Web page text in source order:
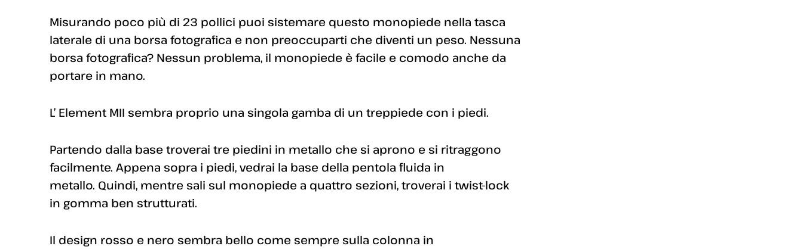
Misurando poco più di 23 pollici puoi sistemare questo monopiede nella tasca
laterale di una borsa fotografica e non preoccuparti che diventi un peso. Nessuna
borsa fotografica? Nessun problema, il monopiede è facile e comodo anche da
portare in mano.
L’ Element MII sembra proprio una singola gamba di un treppiede con i piedi.
Partendo dalla base troverai tre piedini in metallo che si aprono e si ritraggono
facilmente. Appena sopra i piedi, vedrai la base della pentola fluida in
metallo. Quindi, mentre sali sul monopiede a quattro sezioni, troverai i twist-lock
in gomma ben strutturati.
Il design rosso e nero sembra bello come sempre sulla colonna in